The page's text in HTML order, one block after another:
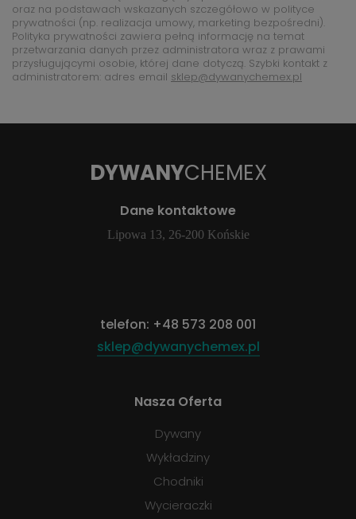
oraz na podstawach wskazanych szczegółowo w polityce
prywatności (np. realizacja umowy, marketing bezpośredni).
Polityka prywatności zawiera pełną informację na temat
przetwarzania danych przez administratora wraz z prawami
przysługującymi osobie, której dane dotyczą. Szybki kontakt z
administratorem: adres email sklep@dywanychemex.pl
DYWANYCHEMEX
Dane kontaktowe
Lipowa 13, 26-200 Końskie
telefon: +48 573 208 001
sklep@dywanychemex.pl
Nasza Oferta
Dywany
Wykładziny
Chodniki
Wycieraczki